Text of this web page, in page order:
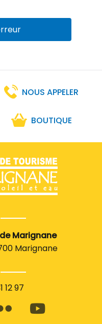
NOUS APPELER
BOUTIQUE
Marignane
Marignane
12 97